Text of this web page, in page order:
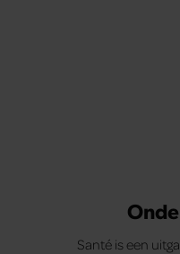
Santé is een